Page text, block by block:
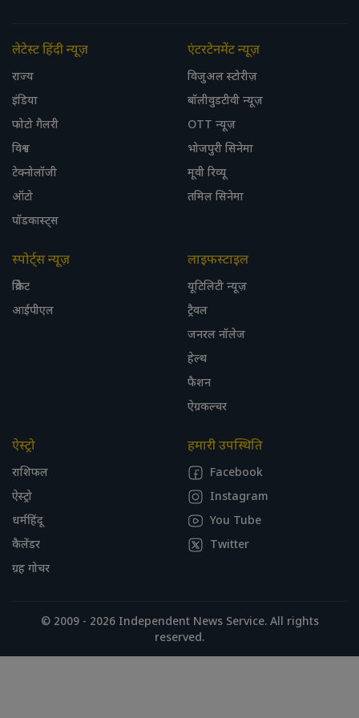
लेटेस्ट हिंदी न्यूज़
राज्य
इंडिया
फोटो गैलरी
विश्व
टेक्नोलॉजी
ऑटो
पॉडकास्ट्स
एंटरटेनमेंट न्यूज़
विजुअल स्टोरीज़
बॉलीवुडटीवी न्यूज़
OTT न्यूज़
भोजपुरी सिनेमा
मूवी रिव्यू
तमिल सिनेमा
स्पोर्ट्स न्यूज़
क्रिकेट
आईपीएल
लाइफस्टाइल
यूटिलिटी न्यूज़
ट्रैवल
जनरल नॉलेज
हेल्थ
फैशन
ऐग्रकल्चर
ऐस्ट्रो
राशिफल
ऐस्ट्रो
धर्महिंदू
कैलेंडर
ग्रह गोचर
हमारी उपस्थिति
Facebook
Instagram
You Tube
Twitter
© 2009 - 2026 Independent News Service. All rights
reserved.